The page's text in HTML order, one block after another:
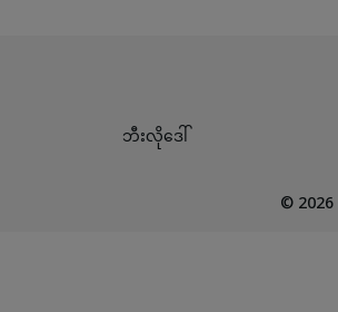
ဘီးလိုဒေါ်
© 2026